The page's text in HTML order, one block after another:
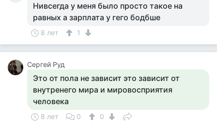
Нивсегда у меня было просто такое на
равных а зарплата у гего бодбше
8 лет 1
Сергей Руд
Это от пола не зависит это зависит от
внутренего мира и мировосприятия
человека
8 лет 0 0